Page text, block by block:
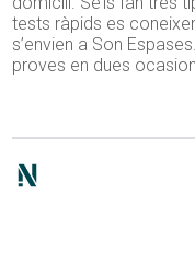
tests ràpids es
s’envien a Son
proves en dues